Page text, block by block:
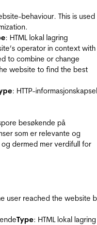
behaviour. This is used
: HTML lokal lagring
operator in context with
to combine or change
website to find the best
: HTTP-informasjonskapsel
besøkende på
som er relevante og
dermed mer verdifull for
user reached the website
Type: HTML lokal lagring